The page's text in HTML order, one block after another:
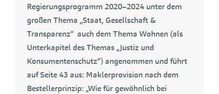
Regierungsprogramm 2020–2024 unter dem
großen Thema „Staat, Gesellschaft &
Transparenz“ auch dem Thema Wohnen (als
Unterkapitel des Themas „Justiz und
Konsumentenschutz“) angenommen und führt
auf Seite 43 aus: Maklerprovision nach dem
Bestellerprinzip: „Wie für gewöhnlich bei